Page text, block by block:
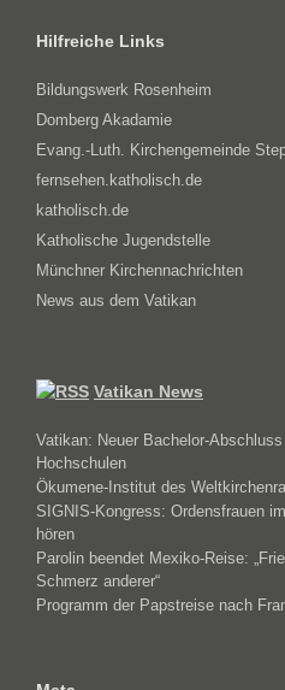
Hilfreiche Links
Bildungswerk Rosenheim
Domberg Akadamie
Evang.-Luth. Kirchengemeinde
fernsehen.katholisch.de
katholisch.de
Katholische Jugendstelle
Münchner Kirchennachrichten
News aus dem Vatikan
Vatikan News
Vatikan: Neuer Bachelor-
Hochschulen
Ökumene-Institut des
SIGNIS-Kongress: Ordensfrauen
hören
Parolin beendet Mexiko-Reise:
Schmerz anderer“
Programm der Papstreise nach